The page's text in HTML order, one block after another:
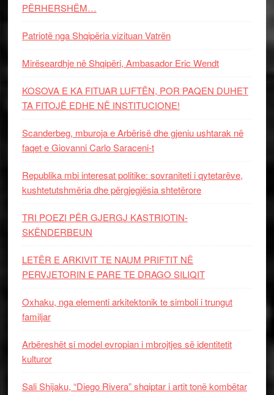
PËRHERSHËM…
Patriotë nga Shqipëria vizituan Vatrën
Mirëseardhje në Shqipëri, Ambasador Eric Wendt
KOSOVA E KA FITUAR LUFTËN, POR PAQEN DUHET
TA FITOJË EDHE NË INSTITUCIONE!
Scanderbeg, mburoja e Arbërisë dhe gjeniu ushtarak në
faqet e Giovanni Carlo Saraceni-t
Republika mbi interesat politike: sovraniteti i qytetarëve,
kushtetutshmëria dhe përgjegjësia shtetërore
TRI POEZI PËR GJERGJ KASTRIOTIN-
SKËNDERBEUN
LETËR E ARKIVIT TE NAUM PRIFTIT NË
PERVJETORIN E PARE TE DRAGO SILIQIT
Oxhaku, nga elementi arkitektonik te simboli i trungut
familjar
Arbëreshët si model evropian i mbrojtjes së identitetit
kulturor
Sali Shijaku, “Diego Rivera” shqiptar i artit tonë kombëtar